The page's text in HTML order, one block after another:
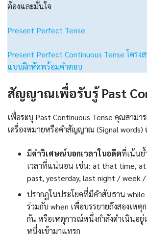
ต้องและมั่นใจ
Present Perfect Tense
Present Perfect Continuous Tense โครง
แบบฝึกหัดพร้อมคำตอบ
สัญญาณเพื่อรับรู้ Past
เพื่อระบุ Past Continuous Tense คุณสามาร
เครื่องหมายหรือคำสัญญาณ (Signal words)
มีคำวิเศษณ์บอกเวลาในอดีตที่เน้นย้
เวลาที่แน่นอน เช่น: at that time,
past, yesterday, last night / week
ปรากฏในประโยคที่มีคำสันธาน
ร่วมกับ when เพื่อบรรยายถึงสองเห
กัน หรือเหตุการณ์หนึ่งกำลังดำเนินอ
หนึ่งเข้ามาแทรก